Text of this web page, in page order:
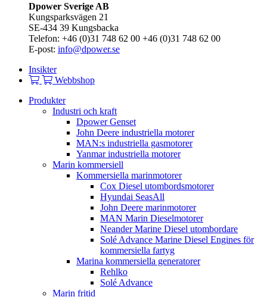
Dpower Sverige AB
Kungsparksvägen 21
SE-434 39 Kungsbacka
Telefon: +46 (0)31 748 62 00 +46 (0)31 748 62 00
E-post: info@dpower.se
Insikter
Webbshop
Produkter
Industri och kraft
Dpower Genset
John Deere industriella motorer
MAN:s industriella gasmotorer
Yanmar industriella motorer
Marin kommersiell
Kommersiella marinmotorer
Cox Diesel utombordsmotorer
Hyundai SeasAll
John Deere marinmotorer
MAN Marin Dieselmotorer
Neander Marine Diesel utombordare
Solé Advance Marine Diesel Engines för
kommersiella fartyg
Marina kommersiella generatorer
Rehlko
Solé Advance
Marin fritid